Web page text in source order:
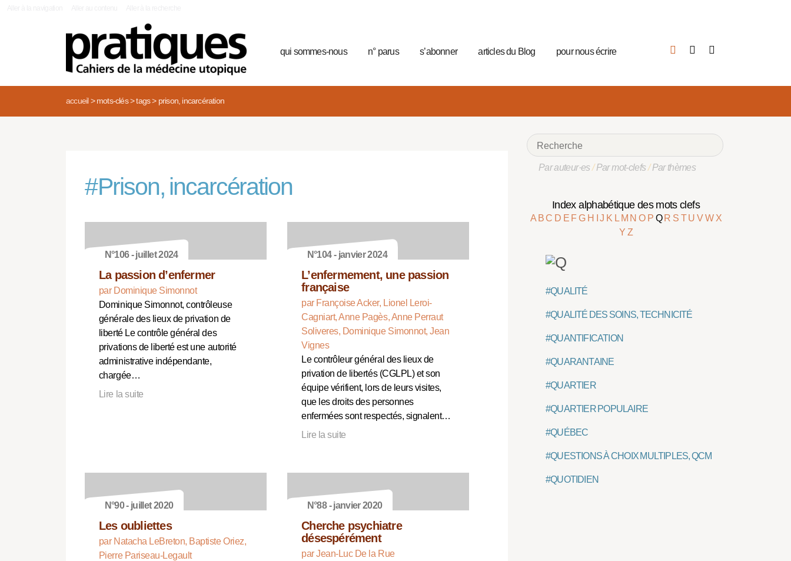
qui sommes-nous n° parus s’abonner articles du Blog pour nous écrire
accueil> mots-clés> tags> prison, incarcération
#Prison, incarcération
N°106 - juillet 2024
La passion d’enfermer
par Dominique Simonnot
Dominique Simonnot, contrôleuse
générale des lieux de privation de
liberté Le contrôle général des
privations de liberté est une autorité
administrative indépendante,
chargée…
Lire la suite
N°104 - janvier 2024
L’enfermement, une passion
française
par Françoise Acker, Lionel Leroi-
Cagniart, Anne Pagès, Anne Perraut
Soliveres, Dominique Simonnot, Jean
Vignes
Le contrôleur général des lieux de
privation de libertés (CGLPL) et son
équipe vérifient, lors de leurs visites,
que les droits des personnes
enfermées sont respectés, signalent…
Lire la suite
N°90 - juillet 2020
Les oubliettes
par Natacha LeBreton, Baptiste Oriez,
Pierre Pariseau-Legault
N°88 - janvier 2020
Cherche psychiatre
désespérément
par Jean-Luc De la Rue
Par auteur·es/Par mot-clefs/Par thèmes
Index alphabétique des mots clefs
A BC D E FG H IJ K L M NO P Q R S TUVW X
Y Z
#QUALITÉ
#QUALITÉ DES SOINS, TECHNICITÉ
#QUANTIFICATION
#QUARANTAINE
#QUARTIER
#QUARTIER POPULAIRE
#QUÉBEC
#QUESTIONS À CHOIX MULTIPLES, QCM
#QUOTIDIEN